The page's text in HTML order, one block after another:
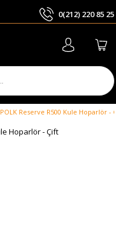
0(212) 220 85 25
POLK Reserve R500 Kule Hoparlör -